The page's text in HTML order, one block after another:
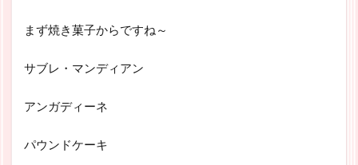
まず焼き菓子からですね～
サブレ・マンディアン
アンガディーネ
パウンドケーキ